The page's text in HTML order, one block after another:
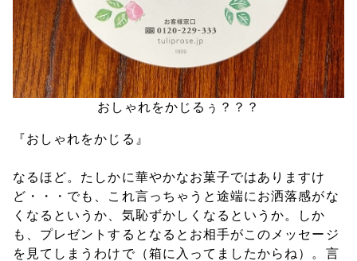
おしゃれをかじるぅ？？？
『おしゃれをかじる』
なるほど。たしかに華やかなお菓子ではありますけ
ど・・・でも、これ言っちゃうと途端にお洒落感がな
くなるというか、気恥ずかしくなるというか。しか
も、プレゼントするとなるとお相手がこのメッセージ
を見てしまうわけで（箱に入ってましたからね）。言